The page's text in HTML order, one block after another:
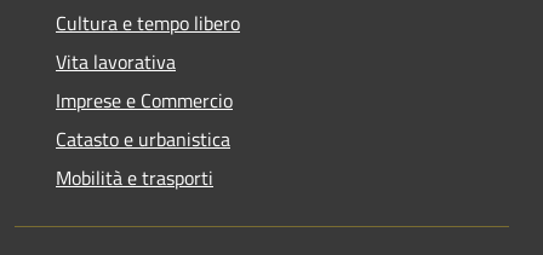
Cultura e tempo libero
Vita lavorativa
Imprese e Commercio
Catasto e urbanistica
Mobilità e trasporti